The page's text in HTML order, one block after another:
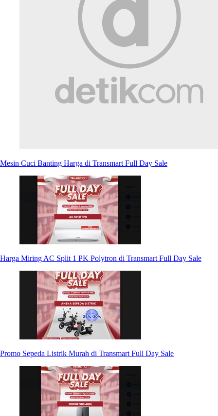
Mesin Cuci Banting Harga di Transmart Full Day Sale
Harga Miring AC Split 1 PK Polytron di Transmart Full Day Sale
Promo Sepeda Listrik Murah di Transmart Full Day Sale